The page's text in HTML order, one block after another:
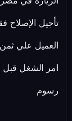
تأجيل الإصلاح
العميل علي
امر الشغل
رسوم